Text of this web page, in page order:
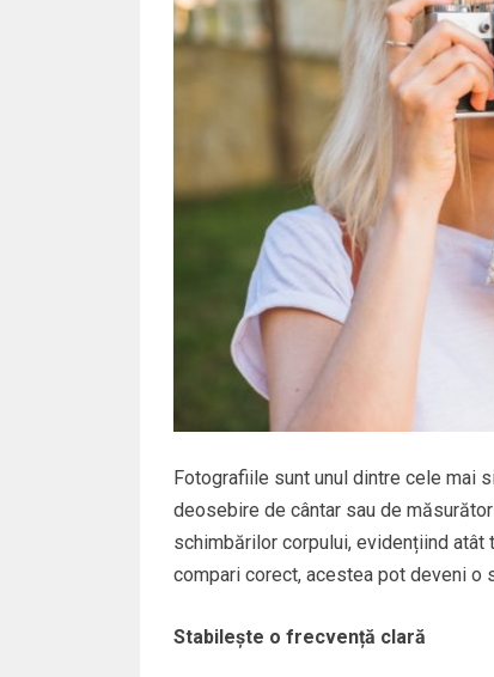
Fotografiile sunt unul dintre cele mai
deosebire de cântar sau de
schimbărilor corpului, evidențiind
compari corect, acestea pot deveni o
Stabilește o frecvență clară